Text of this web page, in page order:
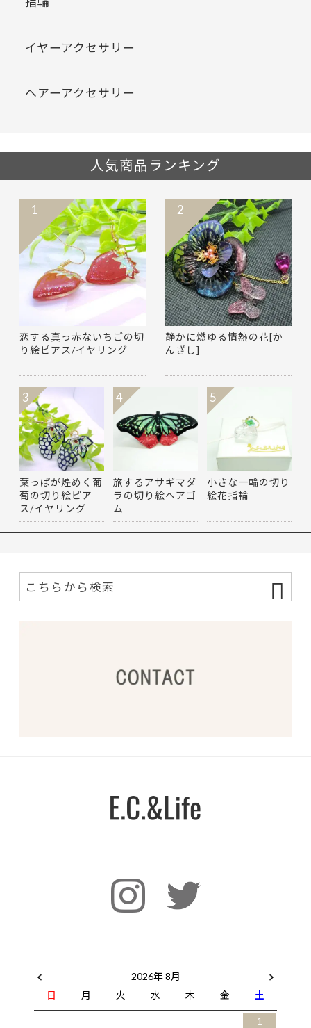
イヤーアクセサリー
ヘアーアクセサリー
人気商品ランキング
恋する真っ赤ないちごの切
り絵ピアス/イヤリング
1
静かに燃ゆる情熱の花[か
んざし]
2
葉っぱが煌めく葡
萄の切り絵ピア
ス/イヤリング
3
旅するアサギマダ
ラの切り絵ヘアゴ
ム
4
小さな一輪の切り
絵花指輪
5
2026年 8月
日
月 火 水 木 金
土
1